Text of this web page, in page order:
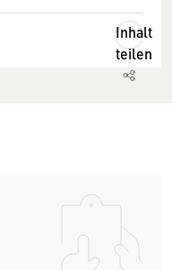
Inhalt
teilen